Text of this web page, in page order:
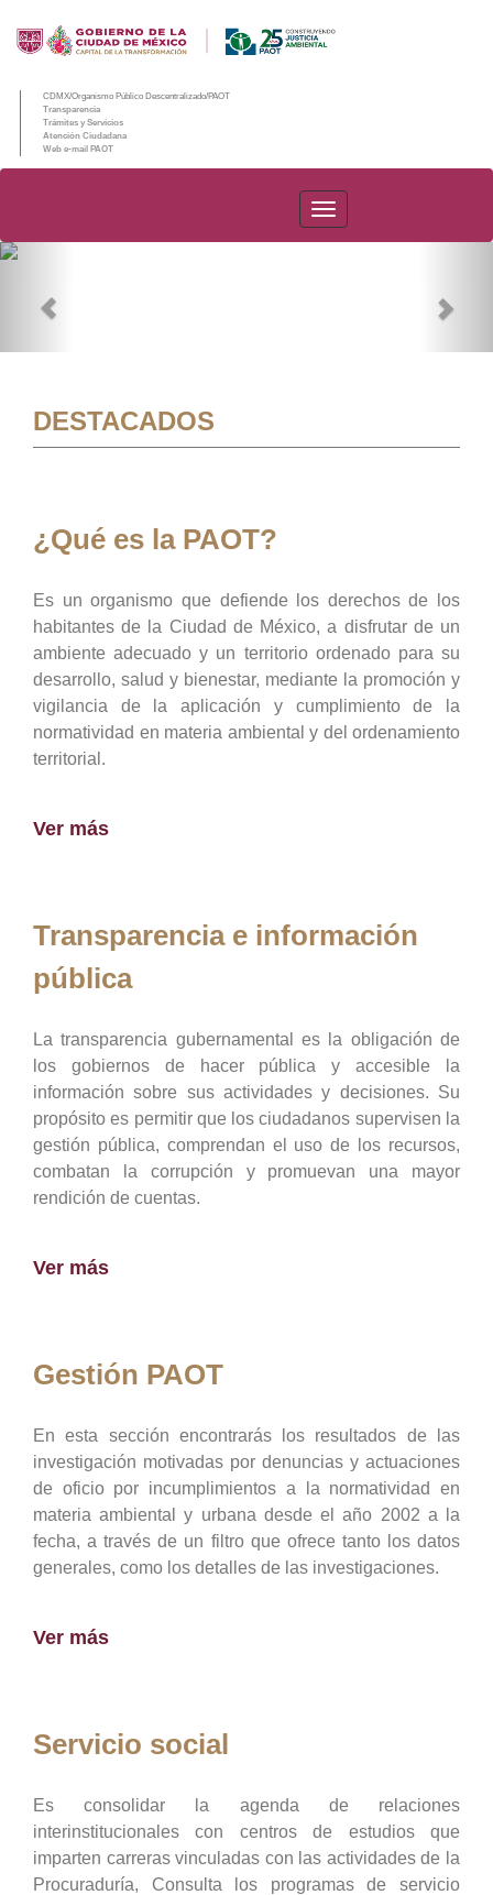
CDMX/Organismo Público Descentralizado/PAOT
Transparencia
Trámites y Servicios
Atención Ciudadana
Web e-mail PAOT
PAOT
DESTACADOS
¿Qué es la PAOT?
Es un organismo que defiende los derechos de los
habitantes de la Ciudad de México, a disfrutar de un
ambiente adecuado y un territorio ordenado para su
desarrollo, salud y bienestar, mediante la promoción y
vigilancia de la aplicación y cumplimiento de la
normatividad en materia ambiental y del ordenamiento
territorial.
Ver más
Transparencia e información
pública
La transparencia gubernamental es la obligación de
los gobiernos de hacer pública y accesible la
información sobre sus actividades y decisiones. Su
propósito es permitir que los ciudadanos supervisen la
gestión pública, comprendan el uso de los recursos,
combatan la corrupción y promuevan una mayor
rendición de cuentas.
Ver más
Gestión PAOT
En esta sección encontrarás los resultados de las
investigación motivadas por denuncias y actuaciones
de oficio por incumplimientos a la normatividad en
materia ambiental y urbana desde el año 2002 a la
fecha, a través de un filtro que ofrece tanto los datos
generales, como los detalles de las investigaciones.
Ver más
Servicio social
Es consolidar la agenda de relaciones
interinstitucionales con centros de estudios que
imparten carreras vinculadas con las actividades de la
Procuraduría, Consulta los programas de servicio